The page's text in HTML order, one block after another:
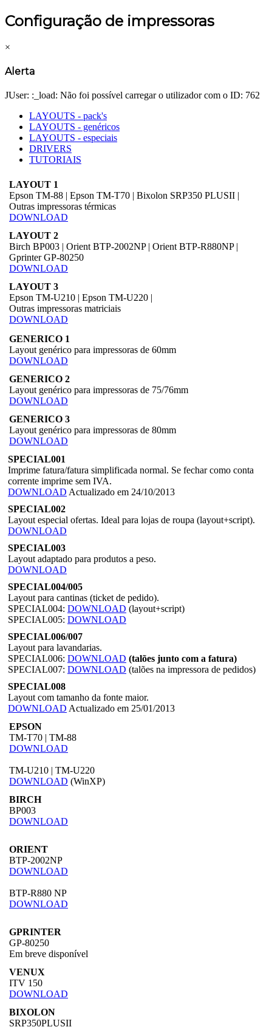
Configuração de impressoras
×
Alerta
JUser: :_load: Não foi possível carregar o utilizador com o ID: 762
LAYOUTS - pack's
LAYOUTS - genéricos
LAYOUTS - especiais
DRIVERS
TUTORIAIS
LAYOUT 1
Epson TM-88 | Epson TM-T70 | Bixolon SRP350 PLUSII |
Outras impressoras térmicas
DOWNLOAD
LAYOUT 2
Birch BP003 | Orient BTP-2002NP | Orient BTP-R880NP |
Gprinter GP-80250
DOWNLOAD
LAYOUT 3
Epson TM-U210 | Epson TM-U220 |
Outras impressoras matriciais
DOWNLOAD
GENERICO 1
Layout genérico para impressoras de 60mm
DOWNLOAD
GENERICO 2
Layout genérico para impressoras de 75/76mm
DOWNLOAD
GENERICO 3
Layout genérico para impressoras de 80mm
DOWNLOAD
SPECIAL001
Imprime fatura/fatura simplificada normal. Se fechar como conta
corrente imprime sem IVA.
DOWNLOAD Actualizado em 24/10/2013
SPECIAL002
Layout especial ofertas. Ideal para lojas de roupa (layout+script).
DOWNLOAD
SPECIAL003
Layout adaptado para produtos a peso.
DOWNLOAD
SPECIAL004/005
Layout para cantinas (ticket de pedido).
SPECIAL004: DOWNLOAD (layout+script)
SPECIAL005: DOWNLOAD
SPECIAL006/007
Layout para lavandarias.
SPECIAL006: DOWNLOAD (talões junto com a fatura)
SPECIAL007: DOWNLOAD (talões na impressora de pedidos)
SPECIAL008
Layout com tamanho da fonte maior.
DOWNLOAD Actualizado em 25/01/2013
EPSON
TM-T70 | TM-88
DOWNLOAD
TM-U210 | TM-U220
DOWNLOAD (WinXP)
BIRCH
BP003
DOWNLOAD
ORIENT
BTP-2002NP
DOWNLOAD
BTP-R880 NP
DOWNLOAD
GPRINTER
GP-80250
Em breve disponível
VENUX
ITV 150
DOWNLOAD
BIXOLON
SRP350PLUSII